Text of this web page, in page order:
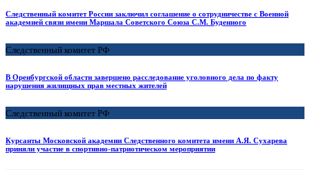
Следственный комитет России заключил соглашение о сотрудничестве с Военной
академией связи имени Маршала Советского Союза С.М. Буденного
Следственный комитет РФ
В Оренбургской области завершено расследование уголовного дела по факту
нарушения жилищных прав местных жителей
Следственный комитет РФ
Курсанты Московской академии Следственного комитета имени А.Я. Сухарева
приняли участие в спортивно-патриотическом мероприятии